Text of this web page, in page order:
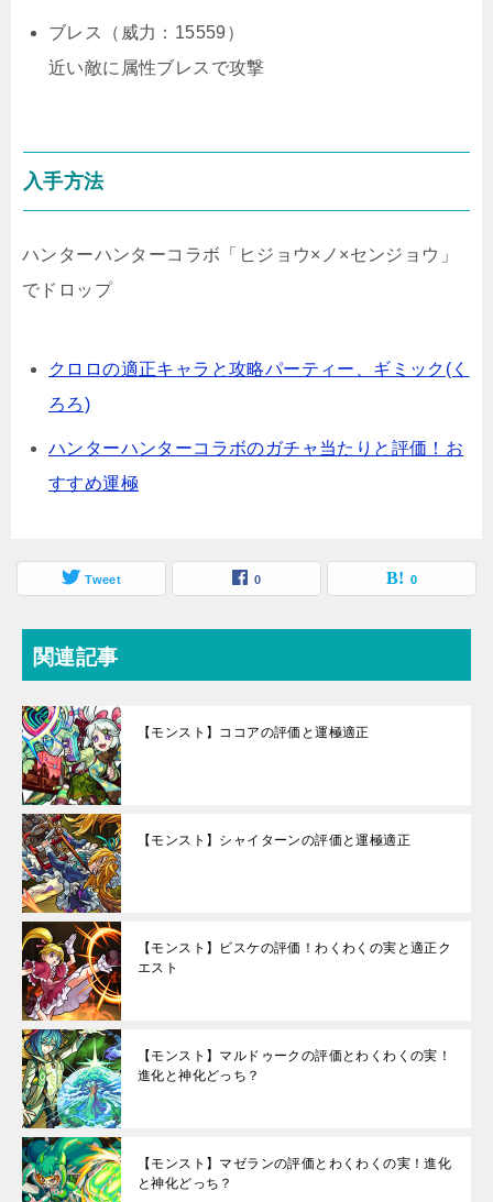
ブレス（威力：15559）
近い敵に属性ブレスで攻撃
入手方法
ハンターハンターコラボ「ヒジョウ×ノ×センジョウ」
でドロップ
クロロの適正キャラと攻略パーティー、ギミック(く
ろろ)
ハンターハンターコラボのガチャ当たりと評価！お
すすめ運極
Tweet 0 0
関連記事
【モンスト】ココアの評価と運極適正
【モンスト】シャイターンの評価と運極適正
【モンスト】ビスケの評価！わくわくの実と適正ク
エスト
【モンスト】マルドゥークの評価とわくわくの実！
進化と神化どっち？
【モンスト】マゼランの評価とわくわくの実！進化
と神化どっち？